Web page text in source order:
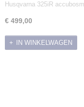
Husqvarna 325iR
€ 499,00
IN WINKELWAGEN